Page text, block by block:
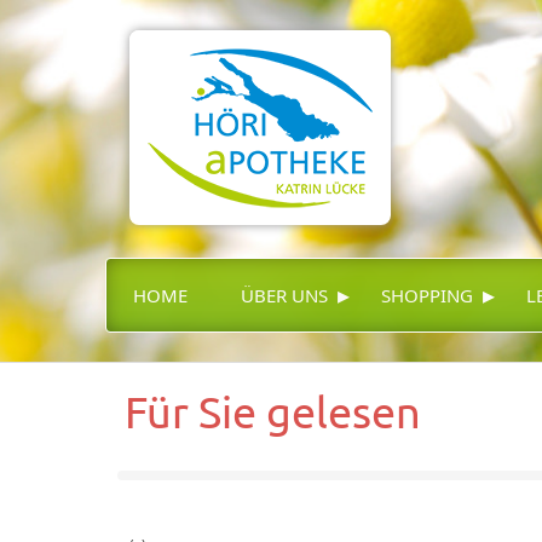
HOME ÜBER UNS ▸ SHOPPING ▸
Für Sie gelesen